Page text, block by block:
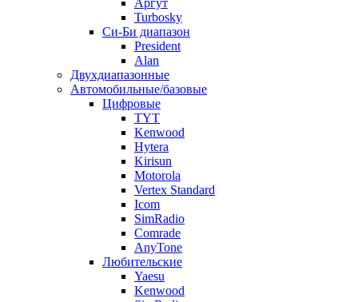
Turbosky
Си-Би диапазон
President
Alan
Двухдиапазонные
Автомобильные/базовые
Цифровые
TYT
Kenwood
Hytera
Kirisun
Motorola
Vertex Standard
Icom
SimRadio
Comrade
AnyTone
Любительские
Yaesu
Kenwood